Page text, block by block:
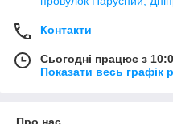
Контакти
Сьогодні працює з
Показати весь графік